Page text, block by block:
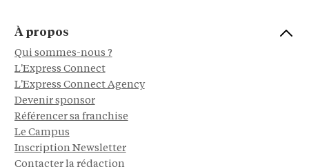
À propos
Qui sommes-nous ?
L'Express Connect
L'Express Connect Agency
Devenir sponsor
Référencer sa franchise
Le Campus
Inscription Newsletter
Contacter la rédaction